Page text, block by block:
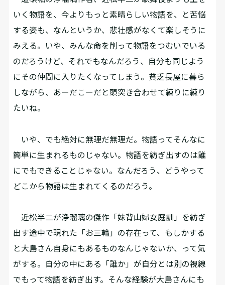
いく物語を、今よりもっと素晴らしい物語を、と苦悩
する姿も、なんというか、悲壮感がなくて楽しそうに
みえる。いや、みんな命を削って物語をつむいでいる
のだろうけど、それでもなんだろう、自分も同じよう
にその仲間に入りたくなってしまう。貧乏長屋に暮ら
しながら、あーだこーだと頭突き合わせて練りに練り
たいね。
いや、でも絶対に無理だ無理だ。物語ってそんなに
簡単に生まれるものじゃない。物語を紡ぎ出すのは誰
にでもできることじゃない。なんだろう、どうやって
どこから物語は生まれてくるのだろう。
近松半二が浄瑠璃の傑作「妹背山婦女庭訓」を紡ぎ
出す途中で現れた「お三輪」の存在って、もしかする
と大島さん自身にもあるものなんじゃないか、って気
がする。自分の中にある「誰か」が自分とは別の視線
でもって物語を紡ぎ出す。そんな経験が大島さんにも